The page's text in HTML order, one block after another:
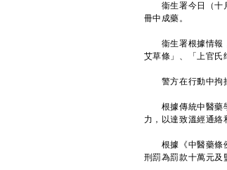
衞生署今日（十月
冊中成藥。
衞生署根據情報，
艾草條」、「上官氏
警方在行動中拘捕
根據傳統中醫藥學
力，以達致溫經通絡
根據《中醫藥條例
刑罰為罰款十萬元及